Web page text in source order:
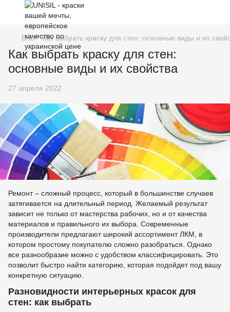
Блог Как выбрать краску для стен: основные виды и их
Как выбрать краску для стен:
основные виды и их свойства
27 апреля 2022
Ремонт – сложный процесс, который в большинстве случаев
затягивается на длительный период. Желаемый результат
зависит не только от мастерства рабочих, но и от качества
материалов и правильного их выбора. Современные
производители предлагают широкий ассортимент ЛКМ, в
котором простому покупателю сложно разобраться. Однако
все разнообразие можно с удобством классифицировать. Это
позволит быстро найти категорию, которая подойдет под вашу
конкретную ситуацию.
Разновидности интерьерных красок для
стен: как выбрать